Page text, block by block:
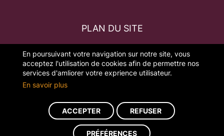
En poursuivant votre navigation sur notre site, vous
acceptez l'utilisation de cookies afin de permettre nos
services d'amliorer votre exprience utilisateur.
En savoir plus
ACCEPTER REFUSER
PRÉFÉRENCES
PLAN DU SITE
MENTIONS LÉGALES
GESTION DES COOKIES
Réalisation du site : ads-COM